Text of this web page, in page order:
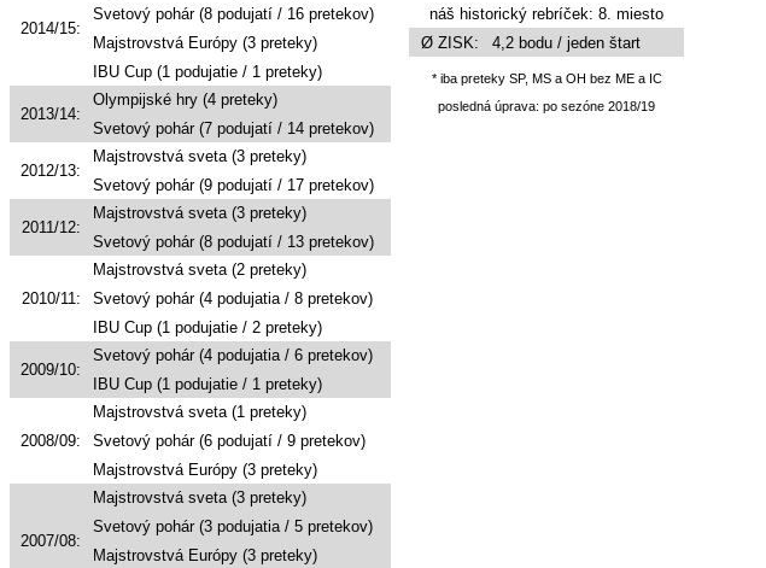
2014/15:
Svetový pohár (8 podujatí / 16 pretekov)
náš historický rebríček: 8. miesto
Majstrovstvá Európy (3 preteky)
Ø ZISK:
4,2 bodu / jeden štart
IBU Cup (1 podujatie / 1 preteky)
* iba preteky SP, MS a OH bez ME a IC
2013/14:
Olympijské hry (4 preteky) posledná úprava: po sezóne 2018/19
Svetový pohár (7 podujatí / 14 pretekov)
2012/13:
Majstrovstvá sveta (3 preteky)
Svetový pohár (9 podujatí / 17 pretekov)
2011/12:
Majstrovstvá sveta (3 preteky)
Svetový pohár (8 podujatí / 13 pretekov)
2010/11:
Majstrovstvá sveta (2 preteky)
Svetový pohár (4 podujatia / 8 pretekov)
IBU Cup (1 podujatie / 2 preteky)
2009/10:
Svetový pohár (4 podujatia / 6 pretekov)
IBU Cup (1 podujatie / 1 preteky)
2008/09:
Majstrovstvá sveta (1 preteky)
Svetový pohár (6 podujatí / 9 pretekov)
Majstrovstvá Európy (3 preteky)
2007/08:
Majstrovstvá sveta (3 preteky)
Svetový pohár (3 podujatia / 5 pretekov)
Majstrovstvá Európy (3 preteky)